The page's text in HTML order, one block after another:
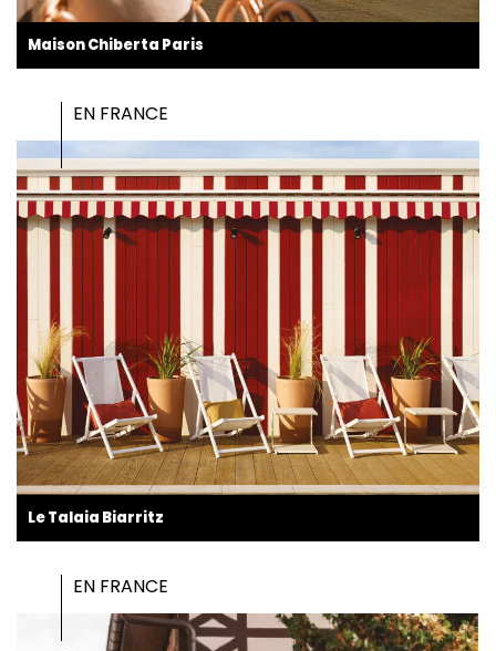
Maison Chiberta Paris
EN FRANCE
Le Talaia Biarritz
EN FRANCE